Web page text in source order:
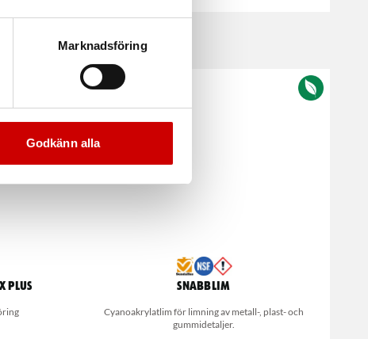
Marknadsföring
Godkänn alla
Plus
Kampanj
Snabblim
Cyanoakrylatlim för limning av metall-, plast- och
gummidetaljer.